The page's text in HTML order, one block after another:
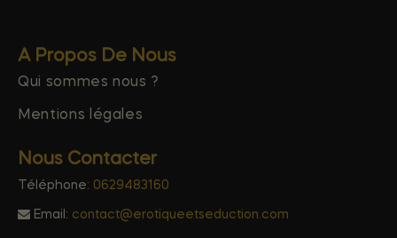
A Propos De Nous
Qui sommes nous ?
Mentions légales
Nous Contacter
Téléphone: 0629483160
Email: contact@erotiqueetseduction.com